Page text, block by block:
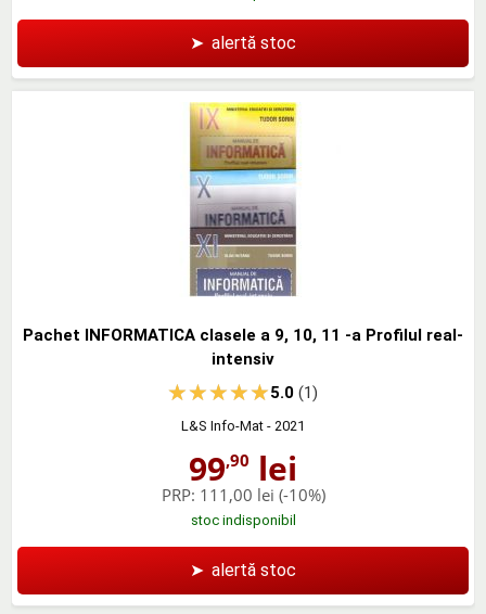
➤ alertă stoc
Pachet INFORMATICA clasele a 9, 10, 11 -a Profilul real-
intensiv
5.0(1)
L&S Info-Mat - 2021
99,90 lei
PRP: 111,00 lei (-10%)
stoc indisponibil
➤ alertă stoc